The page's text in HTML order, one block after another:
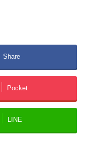
Share
Pocket
LINE